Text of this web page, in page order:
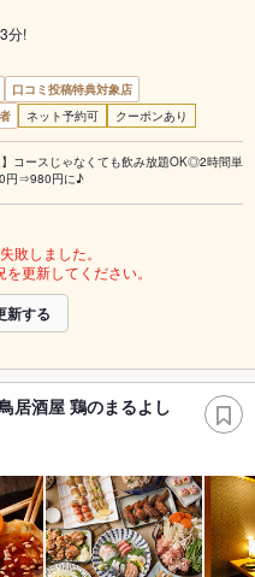
分!
口コミ投稿特典対象店
ネット予約可 クーポンあり
】コースじゃなくても飲み放題OK◎2時間単
円⇒980円に♪
敗しました。
更新してください。
新する
居酒屋 鶏のまるよし